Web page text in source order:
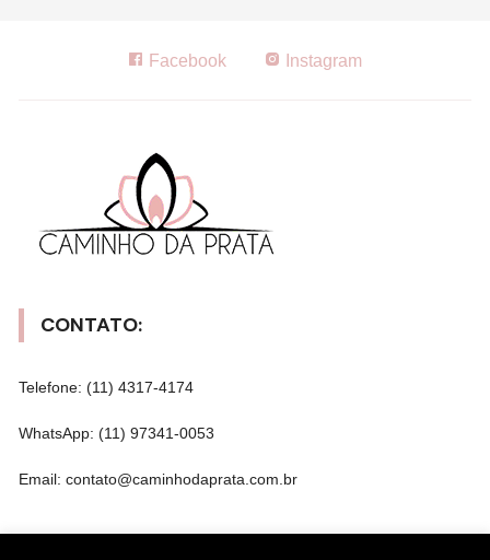
Facebook Instagram
CONTATO:
Telefone: (11) 4317-4174
WhatsApp: (11) 97341-0053
Email: contato@caminhodaprata.com.br